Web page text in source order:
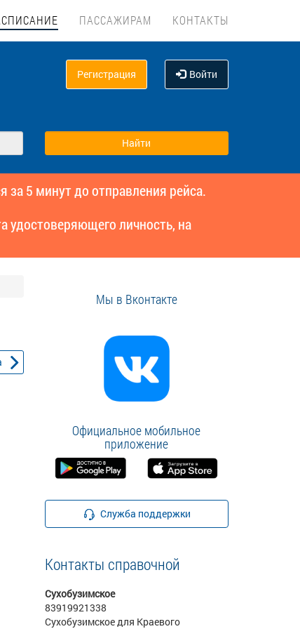
ПАССАЖИРАМ КОНТАКТЫ
Регистрация Войти
за 5 минут до отправления рейса.
удостоверяющего личность, на
Мы в Вконтакте
Официальное мобильное
приложение
Служба поддержки
Контакты справочной
Сухобузимское
83919921338
Сухобузимское для Краевого